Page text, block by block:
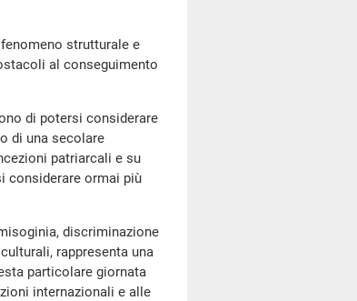
strutturale e
al conseguimento
di potersi considerare
di una secolare
patriarcali e su
considerare ormai più
discriminazione
rappresenta una
particolare giornata
internazionali e alle